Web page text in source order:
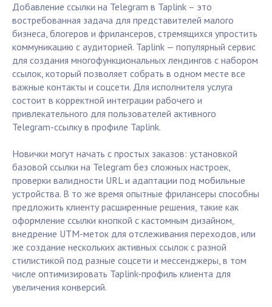
Добавление ссылки на Telegram в Taplink – это
востребованная задача для представителей малого
бизнеса, блогеров и фрилансеров, стремящихся упростить
коммуникацию с аудиторией. Taplink — популярный сервис
для создания многофункциональных лендингов с набором
ссылок, который позволяет собрать в одном месте все
важные контакты и соцсети. Для исполнителя услуга
состоит в корректной интеграции рабочего и
привлекательного для пользователей активного
Telegram-ссылку в профиле Taplink.
Новички могут начать с простых заказов: установкой
базовой ссылки на Telegram без сложных настроек,
проверки валидности URL и адаптации под мобильные
устройства. В то же время опытные фрилансеры способны
предложить клиенту расширенные решения, такие как
оформление ссылки кнопкой с кастомным дизайном,
внедрение UTM-меток для отслеживания переходов, или
же создание нескольких активных ссылок с разной
стилистикой под разные соцсети и мессенджеры, в том
числе оптимизировать Taplink-профиль клиента для
увеличения конверсий.